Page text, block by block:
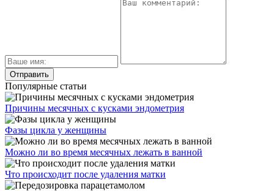
Популярные статьи
Причины месячных с кусками эндометрия
Фазы цикла у женщины
Можно ли во время месячных лежать в ванной
Что происходит после удаления матки